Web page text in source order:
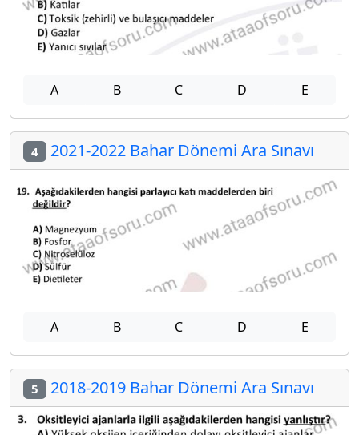
A B C D E
4 2021-2022 Bahar Dönemi Ara Sınavı
A B C D E
5 2018-2019 Bahar Dönemi Ara Sınavı